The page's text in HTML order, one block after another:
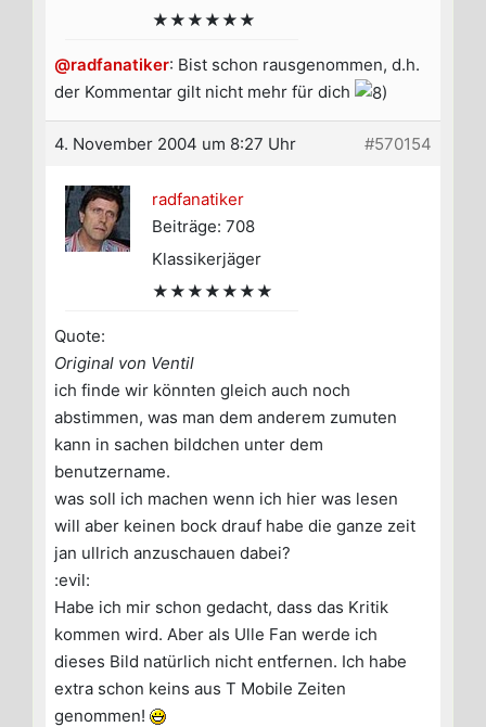
★★★★★★
@radfanatiker: Bist schon rausgenommen, d.h.
der Kommentar gilt nicht mehr für dich
4. November 2004 um 8:27 Uhr #570154
radfanatiker
Beiträge: 708
Klassikerjäger
★★★★★★★
Quote:
Original von Ventil
ich finde wir könnten gleich auch noch
abstimmen, was man dem anderem zumuten
kann in sachen bildchen unter dem
benutzername.
was soll ich machen wenn ich hier was lesen
will aber keinen bock drauf habe die ganze zeit
jan ullrich anzuschauen dabei?
:evil:
Habe ich mir schon gedacht, dass das Kritik
kommen wird. Aber als Ulle Fan werde ich
dieses Bild natürlich nicht entfernen. Ich habe
extra schon keins aus T Mobile Zeiten
genommen!